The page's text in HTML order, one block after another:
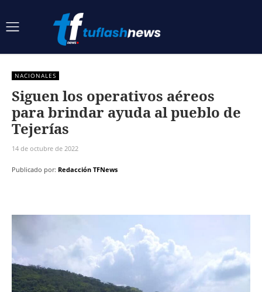
NACIONALES
Siguen los operativos aéreos
para brindar ayuda al pueblo de
Tejerías
14 de octubre de 2022
Publicado por: Redacción TFNews